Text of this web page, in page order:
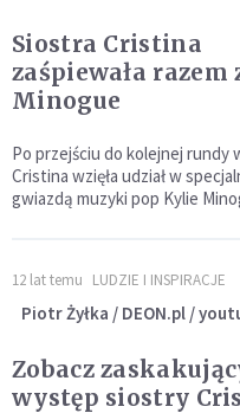
Siostra Cristina
zaśpiewała razem
Minogue
Po przejściu do kolejnej rundy
Cristina wzięła udział w
gwiazdą muzyki pop Kylie
12 lat temu LUDZIE I INSPIRACJE
Piotr Żyłka / DEON.pl /
Zobacz
występ siostry